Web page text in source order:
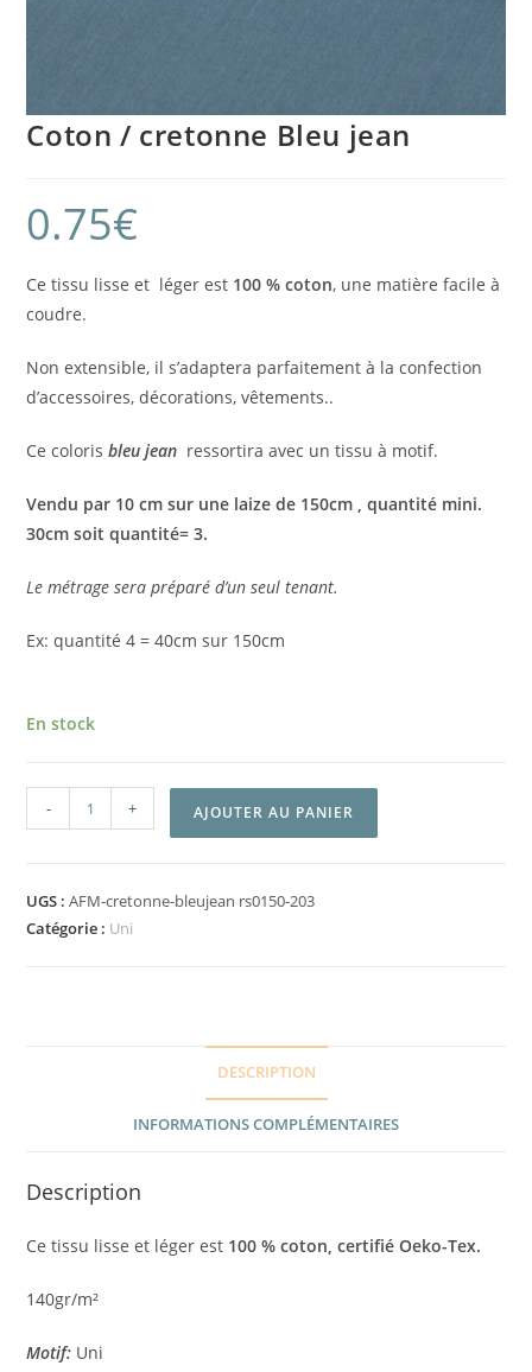
Coton / cretonne Bleu jean
0.75€
Ce tissu lisse et léger est 100 % coton, une matière facile à
coudre.
Non extensible, il s’adaptera parfaitement à la confection
d’accessoires, décorations, vêtements..
Ce colorisbleu jean ressortira avec un tissu à motif.
Vendu par 10 cm sur une laize de 150cm , quantité mini.
30cm soit quantité= 3.
Le métrage sera préparé d’un seul tenant.
Ex: quantité 4 = 40cm sur 150cm
En stock
- + AJOUTER AU PANIER
UGS :AFM-cretonne-bleujean rs0150-203
Catégorie : Uni
DESCRIPTION
INFORMATIONS COMPLÉMENTAIRES
Description
Ce tissu lisse et léger est 100 % coton, certifié Oeko-Tex.
140gr/m²
Motif: Uni